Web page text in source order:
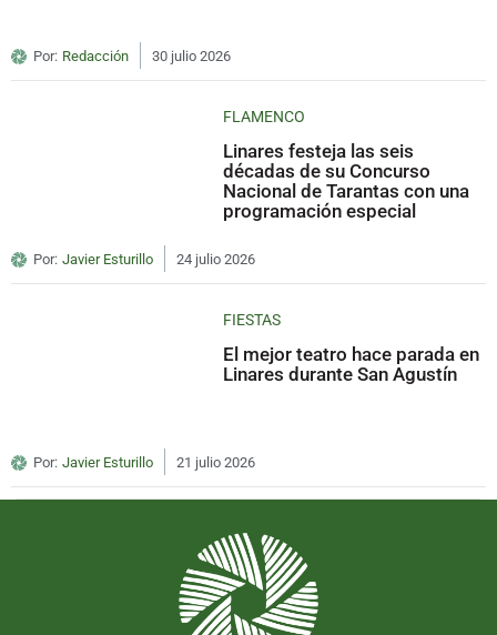
Por: Redacción 30 julio 2026
FLAMENCO
Linares festeja las seis
décadas de su Concurso
Nacional de Tarantas con una
programación especial
Por: Javier Esturillo 24 julio 2026
FIESTAS
El mejor teatro hace parada en
Linares durante San Agustín
Por: Javier Esturillo 21 julio 2026